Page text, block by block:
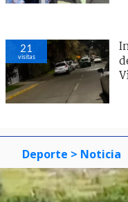
21
visitas
Deporte > Noticia